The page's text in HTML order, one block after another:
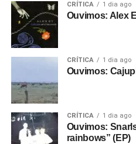
CRÍTICA 1 dia ago
Ouvimos: Alex
CRÍTICA 1 dia ago
Ouvimos:
CRÍTICA 1 dia ago
Ouvimos:
rainbows” (EP)